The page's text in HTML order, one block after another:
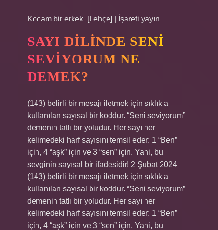
Kocam bir erkek. [Lehçe] | İşareti yayın.
SAYI DILINDE SENI
SEVIYORUM NE
DEMEK?
(143) belirli bir mesajı iletmek için sıklıkla
kullanılan sayısal bir koddur. “Seni seviyorum”
demenin tatlı bir yoludur. Her sayı her
kelimedeki harf sayısını temsil eder: 1 “Ben”
için, 4 “aşk” için ve 3 “sen” için. Yani, bu
sevginin sayısal bir ifadesidir! 2 Şubat 2024
(143) belirli bir mesajı iletmek için sıklıkla
kullanılan sayısal bir koddur. “Seni seviyorum”
demenin tatlı bir yoludur. Her sayı her
kelimedeki harf sayısını temsil eder: 1 “Ben”
için, 4 “aşk” için ve 3 “sen” için. Yani, bu